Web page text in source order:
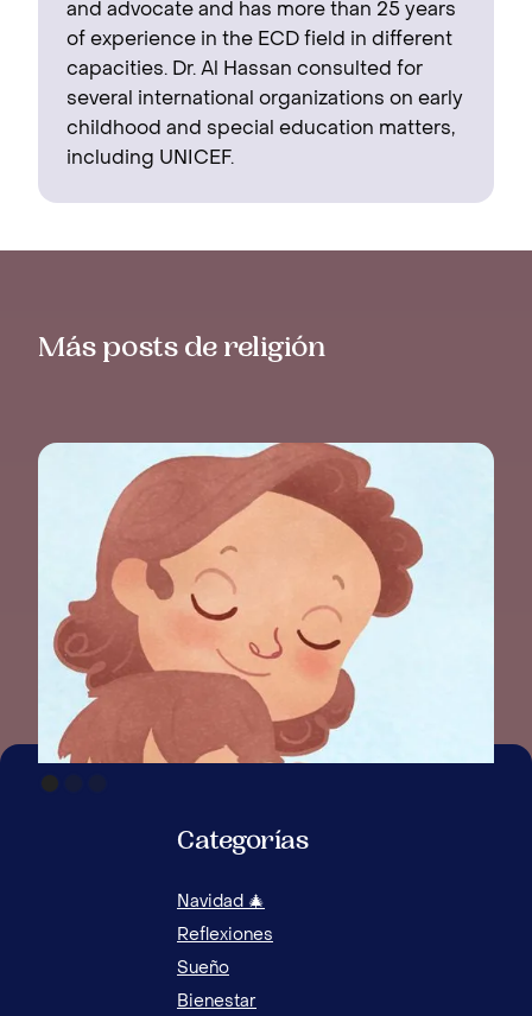
and advocate and has more than 25 years
of experience in the ECD field in different
capacities. Dr. Al Hassan consulted for
several international organizations on early
childhood and special education matters,
including UNICEF.
Más posts de religión
Categorías
Navidad 🎄
Reflexiones
Sueño
Bienestar